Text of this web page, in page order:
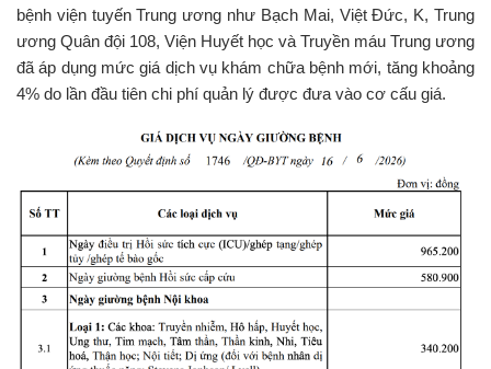
bệnh viện tuyến Trung ương như Bạch Mai, Việt Đức, K, Trung
ương Quân đội 108, Viện Huyết học và Truyền máu Trung ương
đã áp dụng mức giá dịch vụ khám chữa bệnh mới, tăng khoảng
4% do lần đầu tiên chi phí quản lý được đưa vào cơ cấu giá.